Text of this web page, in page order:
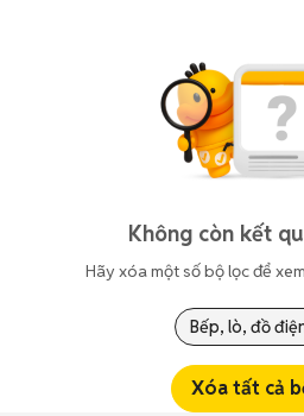
Không còn kết
Hãy xóa một số bộ lọc để
Bếp, lò, đồ
Xóa tất cả